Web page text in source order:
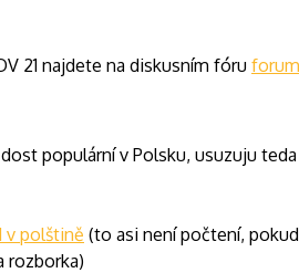
21 najdete na diskusním fóru
populární v Polsku, usuzuju
v polštině (to asi není počtení,
rozborka)